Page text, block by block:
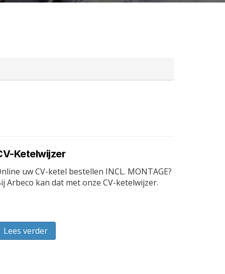
Ketelwijzer
uw CV-ketel bestellen INCL. MONTAGE?
Arbeco kan dat met onze CV-ketelwijzer.
Lees verder